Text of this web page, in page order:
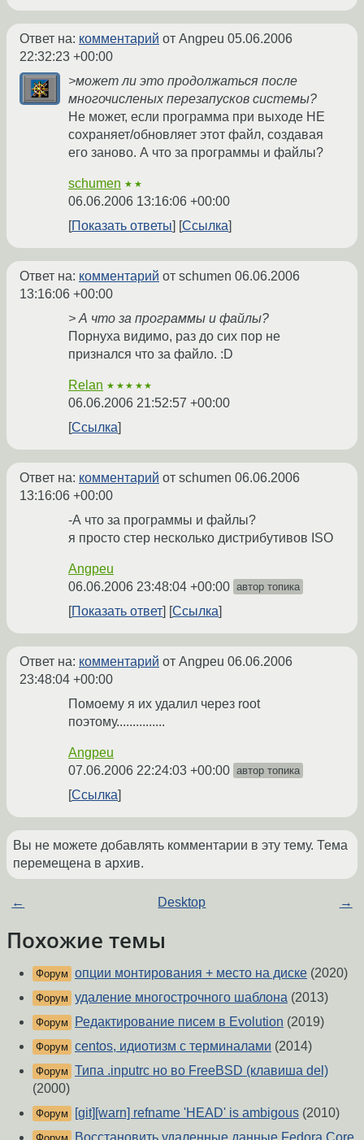
Ответ на: комментарий от Angpeu 05.06.2006
22:32:23 +00:00
>может ли это продолжаться после
многочисленых перезапусков системы?
Не может, если программа при выходе НЕ
сохраняет/обновляет этот файл, создавая
его заново. А что за программы и файлы?
schumen ★★
06.06.2006 13:16:06 +00:00
Показать ответы
Ссылка
Ответ на: комментарий от schumen 06.06.2006
13:16:06 +00:00
> А что за программы и файлы?
Порнуха видимо, раз до сих пор не
признался что за файло. :D
Relan ★★★★★
06.06.2006 21:52:57 +00:00
Ссылка
Ответ на: комментарий от schumen 06.06.2006
13:16:06 +00:00
-А что за программы и файлы?
я просто стер несколько дистрибутивов ISO
Angpeu
06.06.2006 23:48:04 +00:00 автор топика
Показать ответ Ссылка
Ответ на: комментарий от Angpeu 06.06.2006
23:48:04 +00:00
Помоему я их удалил через root
поэтому...............
Angpeu
07.06.2006 22:24:03 +00:00 автор топика
Ссылка
Вы не можете добавлять комментарии в эту тему. Тема
перемещена в архив.
← Desktop →
Похожие темы
Форум опции монтирования + место на диске (2020)
Форум удаление многострочного шаблона (2013)
Форум Редактирование писем в Evolution (2019)
Форум centos, идиотизм с терминалами (2014)
Форум Типа .inputrc но во FreeBSD (клавиша del)
(2000)
Форум [git][warn] refname 'HEAD' is ambigous (2010)
Восстановить удаленные данные Fedora Core